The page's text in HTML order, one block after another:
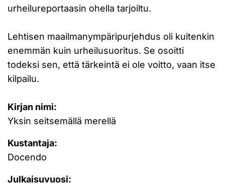
urheilureportaasin ohella tarjoiltu.
Lehtisen maailmanympäripurjehdus oli kuitenkin
enemmän kuin urheilusuoritus. Se osoitti
todeksi sen, että tärkeintä ei ole voitto, vaan itse
kilpailu.
Kirjan nimi:
Yksin seitsemällä merellä
Kustantaja:
Docendo
Julkaisuvuosi: